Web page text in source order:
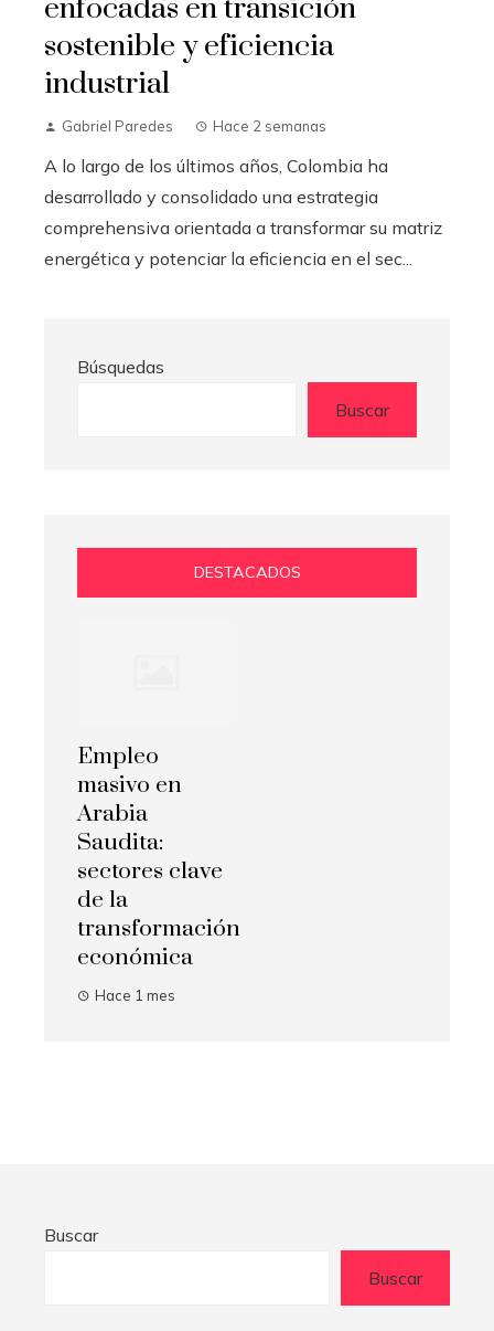
enfocadas en transición
sostenible y eficiencia
industrial
Gabriel Paredes Hace 2 semanas
A lo largo de los últimos años, Colombia ha
desarrollado y consolidado una estrategia
comprehensiva orientada a transformar su matriz
energética y potenciar la eficiencia en el sec...
Búsquedas
Buscar
DESTACADOS
Empleo
masivo en
Arabia
Saudita:
sectores clave
de la
transformación
económica
Hace 1 mes
Buscar
Buscar